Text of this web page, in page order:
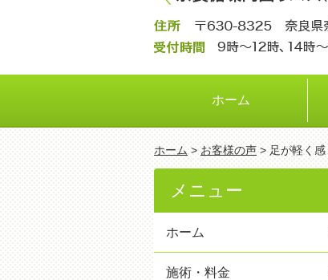
ホーム
ホーム>お客様の声> 足が軽く感
メニュー
ホーム
施術・料金